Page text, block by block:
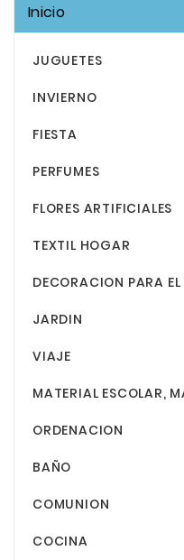
Inicio
JUGUETES
INVIERNO
FIESTA
PERFUMES
FLORES ARTIFICIALES
TEXTIL HOGAR
DECORACION PARA
JARDIN
VIAJE
MATERIAL ESCOLAR,
ORDENACION
BAÑO
COMUNION
COCINA